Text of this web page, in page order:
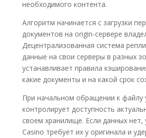
необходимого контента.
Алгоритм начинается с загрузки
документов на origin-сервере
Децентрализованная система
данные на свои серверы в разных
устанавливает правила
какие документы и на какой срок
При начальном обращении к файлу
контролирует доступность
своем хранилище. Если данных нет,
Casino требует их у оригинала и